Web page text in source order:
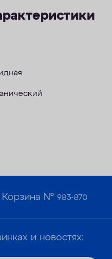
Корзина №983-870
и новостях: